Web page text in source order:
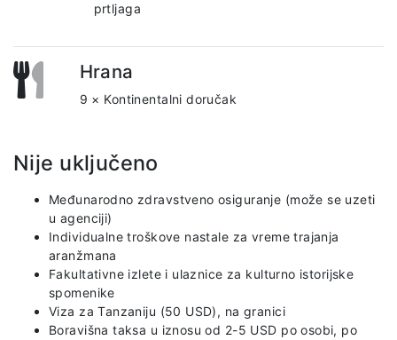
prtljaga
Hrana
9 × Kontinentalni doručak
Nije uključeno
Međunarodno zdravstveno osiguranje (može se uzeti
u agenciji)
Individualne troškove nastale za vreme trajanja
aranžmana
Fakultativne izlete i ulaznice za kulturno istorijske
spomenike
Viza za Tanzaniju (50 USD), na granici
Boravišna taksa u iznosu od 2-5 USD po osobi, po